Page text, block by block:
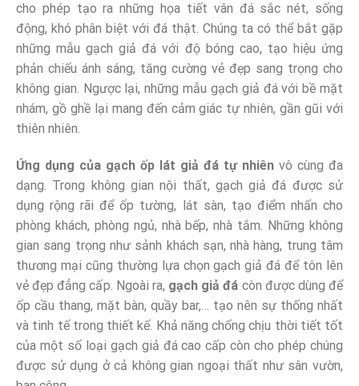
cho phép tạo ra những họa tiết vân đá sắc nét, sống
động, khó phân biệt với đá thật. Chúng ta có thể bắt gặp
những mẫu gạch giả đá với độ bóng cao, tạo hiệu ứng
phản chiếu ánh sáng, tăng cường vẻ đẹp sang trọng cho
không gian. Ngược lại, những mẫu gạch giả đá với bề mặt
nhám, gồ ghề lại mang đến cảm giác tự nhiên, gần gũi với
thiên nhiên.
Ứng dụng của gạch ốp lát giả đá tự nhiên vô cùng đa
dạng. Trong không gian nội thất, gạch giả đá được sử
dụng rộng rãi để ốp tường, lát sàn, tạo điểm nhấn cho
phòng khách, phòng ngủ, nhà bếp, nhà tắm. Những không
gian sang trọng như sảnh khách sạn, nhà hàng, trung tâm
thương mại cũng thường lựa chọn gạch giả đá để tôn lên
vẻ đẹp đẳng cấp. Ngoài ra, gạch giả đá còn được dùng để
ốp cầu thang, mặt bàn, quầy bar,… tạo nên sự thống nhất
và tinh tế trong thiết kế. Khả năng chống chịu thời tiết tốt
của một số loại gạch giả đá cao cấp còn cho phép chúng
được sử dụng ở cả không gian ngoại thất như sân vườn,